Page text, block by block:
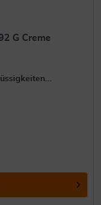
G Creme